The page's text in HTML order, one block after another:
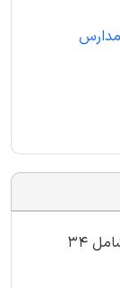
مدارس
درسنامه آموزشی آیین نامه اجرایی مدارس شامل 34